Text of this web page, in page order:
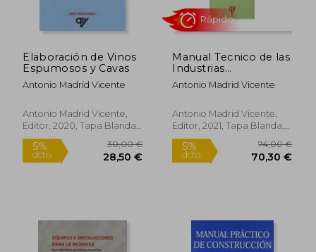
5%
dcto.
32,00 €
30,40 €
5%
dcto.
Elaboración de Vinos
Espumosos y Cavas
Antonio Madrid Vicente
Antonio Madrid Vicente,
Editor, 2020, Tapa Blanda,
Nuevo
Manual Tecnico de las
Industrias
Alimentarias (Tomo 1)
Antonio Madrid Vicente
Antonio Madrid Vicente,
Editor, 2021, Tapa Blanda,
Nuevo